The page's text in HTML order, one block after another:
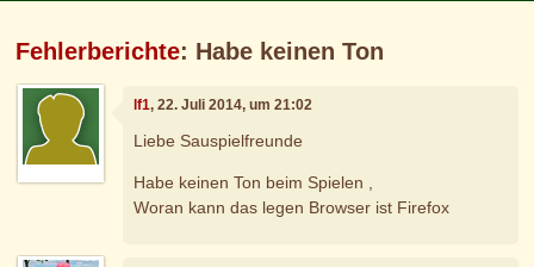
Fehlerberichte: Habe keinen Ton
lf1, 22. Juli 2014, um 21:02
Liebe Sauspielfreunde
Habe keinen Ton beim Spielen ,
Woran kann das legen Browser ist Firefox